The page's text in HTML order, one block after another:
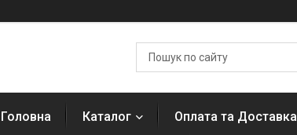
Головна Каталог Оплата та Доставка